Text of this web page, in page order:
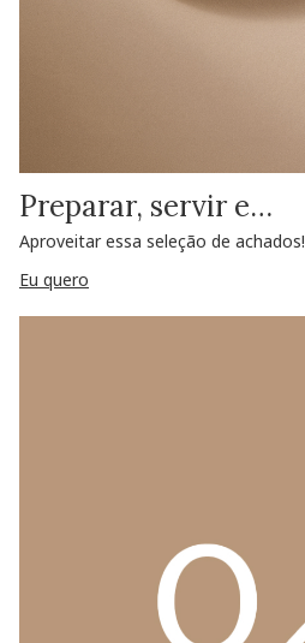
Preparar, servir e…
Aproveitar essa seleção de achados!
Eu quero